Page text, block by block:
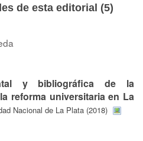
de esta editorial (5)
y bibliográfica de la
reforma universitaria en La
Nacional de La Plata (2018)